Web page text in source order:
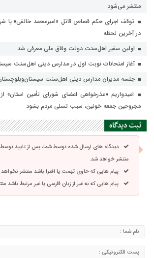
منتشر می‌شود
توقف اجرای حکم قصاص قاتل «امیرمحمد خالقی» با
در آخرین لحظه
اولین سفیر اهل‌سنت دولت وفاق ملی معرفی شد
آغاز امتحانات نوبت اول در مدارس دینی اهل‌سنت
جلسه مدیران مدارس دینی اهل‌سنت سیستان‌وبلوچستان
امیدواریم «عذرخواهی اعضای شورای تأمین استان»
مجروحین جمعه خونین، سبب تسلی مردم بشود
ثبت دیدگاه
دیدگاه های ارسال شده توسط شما، پس از تایید
منتشر خواهد شد.
پیام هایی که حاوی تهمت یا افترا باشد منتشر
پیام هایی که به غیر از زبان فارسی یا غیر مرتبط باشد